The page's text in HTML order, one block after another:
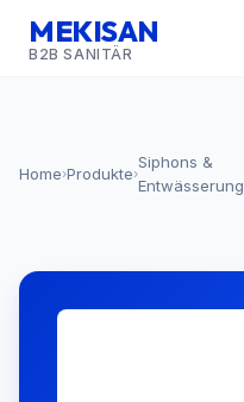
MEKISAN
B2B SANITÄR
Home›Produkte›
Siphons &
Entwässerung